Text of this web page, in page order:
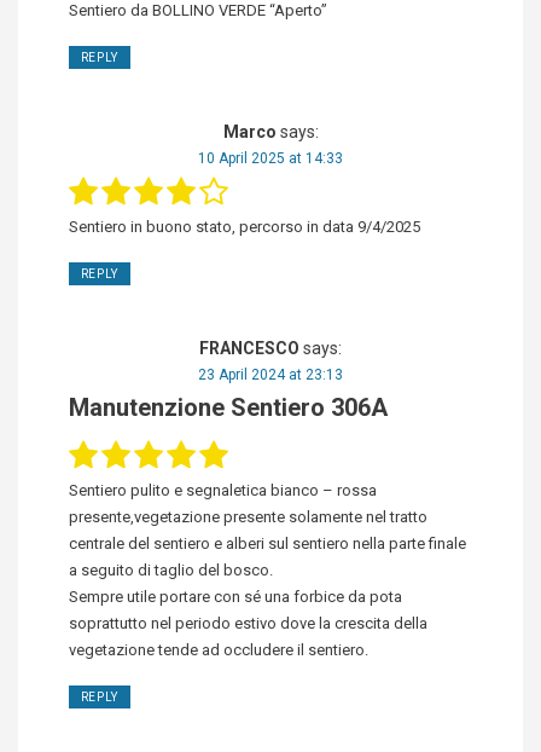
Sentiero da BOLLINO VERDE “Aperto”
REPLY
Marco says:
10 April 2025 at 14:33
Sentiero in buono stato, percorso in data 9/4/2025
REPLY
FRANCESCO says:
23 April 2024 at 23:13
Manutenzione Sentiero 306A
Sentiero pulito e segnaletica bianco – rossa
presente,vegetazione presente solamente nel tratto
centrale del sentiero e alberi sul sentiero nella parte finale
a seguito di taglio del bosco.
Sempre utile portare con sé una forbice da pota
soprattutto nel periodo estivo dove la crescita della
vegetazione tende ad occludere il sentiero.
REPLY